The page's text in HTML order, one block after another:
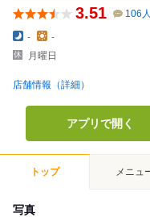
3.51 106 人
-
-
月曜日
店舗情報（詳細）
アプリで開く
トップ メニュ
写真